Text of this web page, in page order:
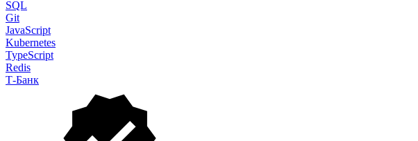
SQL
Git
JavaScript
Kubernetes
TypeScript
Redis
Т-Банк